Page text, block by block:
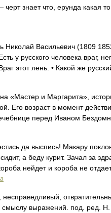
черт знает что, ерунда какая
Николай Васильевич (1809
у русского человека враг,
этот лень. • Какой же
и Маргарита»,
Его возраст в момент
перед Иваном
да выспись! Макару
а беду курит. Зачал за
нейдет и короба не
смыслу выражений. под. ред.